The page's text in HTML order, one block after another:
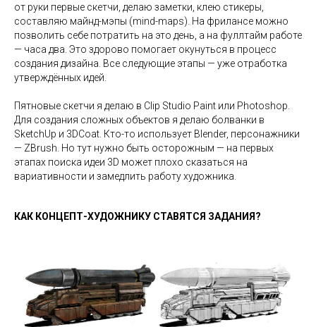
от руки первые скетчи, делаю заметки, клею стикеры,
составляю майнд-мэпы (mind-maps). На фрилансе можно
позволить себе потратить на это день, а на фуллтайм работе
— часа два. Это здорово помогает окунуться в процесс
создания дизайна. Все следующие этапы — уже отработка
утверждённых идей.
Пятновые скетчи я делаю в Clip Studio Paint или Photoshop.
Для создания сложных объектов я делаю болванки в
SketchUp и 3DCoat. Кто-то использует Blender, персонажники
— ZBrush. Но тут нужно быть осторожным — на первых
этапах поиска идеи 3D может плохо сказаться на
вариативности и замедлить работу художника.
КАК КОНЦЕПТ-ХУДОЖНИКУ СТАВЯТСЯ ЗАДАНИЯ?